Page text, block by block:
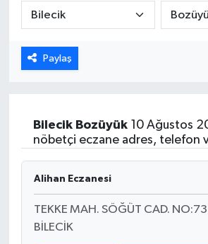
Paylaş
Bilecik Bozüyük10 Ağustos
nöbetçi eczane adres, telefon
Alihan Eczanesi
TEKKE MAH. SÖĞÜT CAD.
BİLECİK
Spor